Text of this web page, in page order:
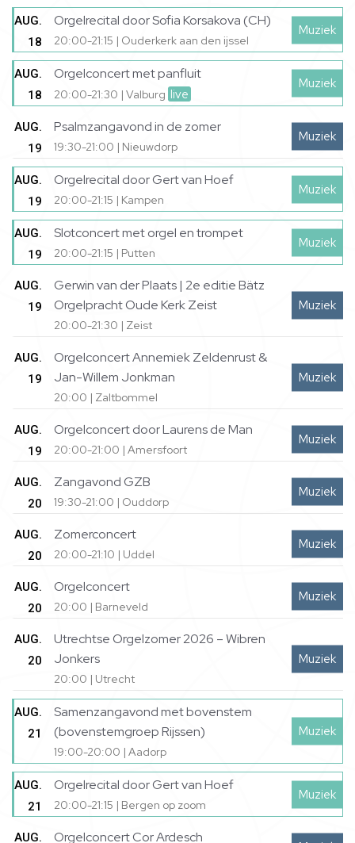
Muziek
AUG.
18
Orgelrecital door Sofia Korsakova (CH)
20:00-21:15 | Ouderkerk aan den ijssel
Muziek
AUG.
18
Orgelconcert met panfluit
20:00-21:30 | Valburg live
Muziek
AUG.
19
Psalmzangavond in de zomer
19:30-21:00 | Nieuwdorp
Muziek
AUG.
19
Orgelrecital door Gert van Hoef
20:00-21:15 | Kampen
Muziek
AUG.
19
Slotconcert met orgel en trompet
20:00-21:15 | Putten
Muziek
AUG.
19
Gerwin van der Plaats | 2e editie Bätz
Orgelpracht Oude Kerk Zeist
20:00-21:30 | Zeist
Muziek
AUG.
19
Orgelconcert Annemiek Zeldenrust &
Jan-Willem Jonkman
20:00 | Zaltbommel
Muziek
AUG.
19
Orgelconcert door Laurens de Man
20:00-21:00 | Amersfoort
Muziek
AUG.
20
Zangavond GZB
19:30-21:00 | Ouddorp
Muziek
AUG.
20
Zomerconcert
20:00-21:10 | Uddel
Muziek
AUG.
20
Orgelconcert
20:00 | Barneveld
Muziek
AUG.
20
Utrechtse Orgelzomer 2026 – Wibren
Jonkers
20:00 | Utrecht
Muziek
AUG.
21
Samenzangavond met bovenstem
(bovenstemgroep Rijssen)
19:00-20:00 | Aadorp
Muziek
AUG.
21
Orgelrecital door Gert van Hoef
20:00-21:15 | Bergen op zoom
AUG.
Orgelconcert Cor Ardesch